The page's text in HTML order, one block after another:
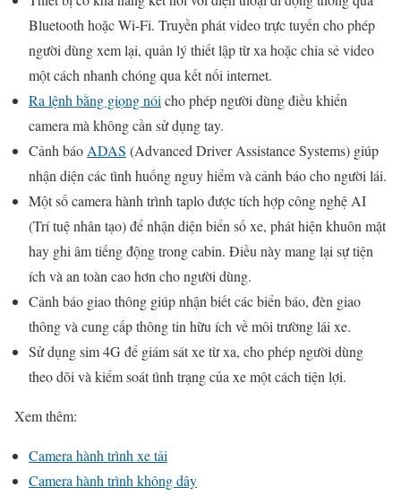
Bluetooth hoặc Wi-Fi. Truyền phát video trực tuyến cho phép
người dùng xem lại, quản lý thiết lập từ xa hoặc chia sẻ video
một cách nhanh chóng qua kết nối internet.
Ra lệnh bằng giọng nói cho phép người dùng điều khiển
camera mà không cần sử dụng tay.
Cảnh báo ADAS (Advanced Driver Assistance Systems) giúp
nhận diện các tình huống nguy hiểm và cảnh báo cho người lái.
Một số camera hành trình taplo được tích hợp công nghệ AI
(Trí tuệ nhân tạo) để nhận diện biển số xe, phát hiện khuôn mặt
hay ghi âm tiếng động trong cabin. Điều này mang lại sự tiện
ích và an toàn cao hơn cho người dùng.
Cảnh báo giao thông giúp nhận biết các biển báo, đèn giao
thông và cung cấp thông tin hữu ích về môi trường lái xe.
Sử dụng sim 4G để giám sát xe từ xa, cho phép người dùng
theo dõi và kiểm soát tình trạng của xe một cách tiện lợi.
Xem thêm:
Camera hành trình xe tải
Camera hành trình không dây